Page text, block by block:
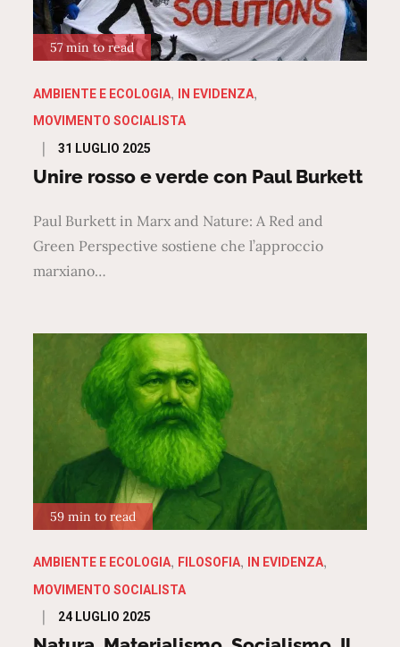
57 min to read
AMBIENTE E ECOLOGIA
IN EVIDENZA
MOVIMENTO SOCIALISTA
Posted
on
31 LUGLIO 2025
Unire rosso e verde con Paul Burkett
Paul Burkett in Marx and Nature: A Red and
Green Perspective sostiene che l’approccio
marxiano…
59 min to read
AMBIENTE E ECOLOGIA FILOSOFIA
IN EVIDENZA
MOVIMENTO SOCIALISTA
Posted
on
24 LUGLIO 2025